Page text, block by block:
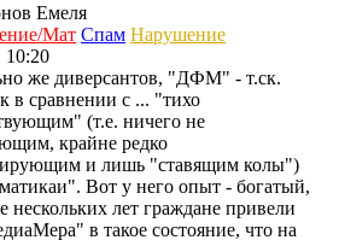
Емеля
Мат Спам Нарушение
10:20
же диверсантов, "ДФМ" - т.ск.
в сравнении с ... "тихо
(т.е. ничего не
крайне редко
и лишь "ставящим колы")
Вот у него опыт - богатый,
нескольких лет граждане привели
в такое состояние, что на